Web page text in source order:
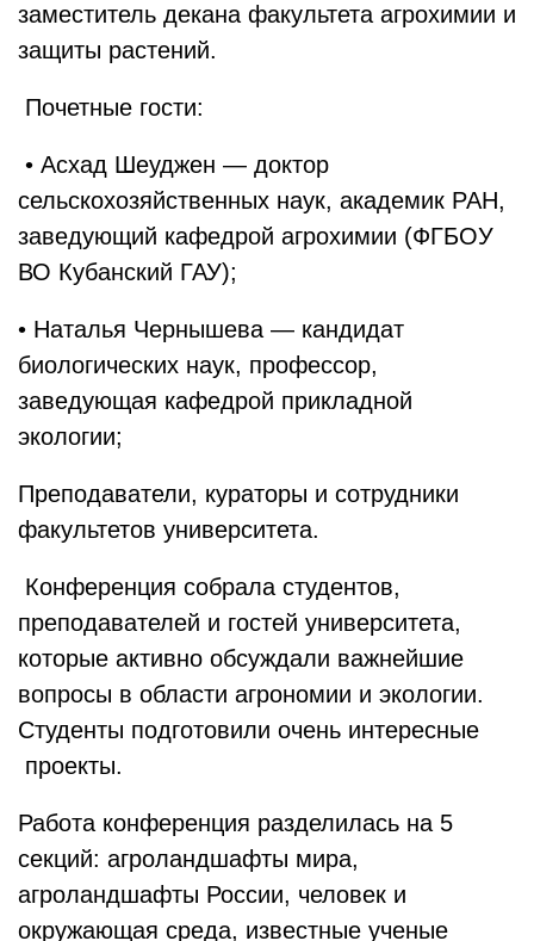
заместитель декана факультета агрохимии и
защиты растений.
Почетные гости:
• Асхад Шеуджен — доктор
сельскохозяйственных наук, академик РАН,
заведующий кафедрой агрохимии (ФГБОУ
ВО Кубанский ГАУ);
• Наталья Чернышева — кандидат
биологических наук, профессор,
заведующая кафедрой прикладной
экологии;
Преподаватели, кураторы и сотрудники
факультетов университета.
Конференция собрала студентов,
преподавателей и гостей университета,
которые активно обсуждали важнейшие
вопросы в области агрономии и экологии.
Студенты подготовили очень интересные
проекты.
Работа конференция разделилась на 5
секций: агроландшафты мира,
агроландшафты России, человек и
окружающая среда, известные ученые